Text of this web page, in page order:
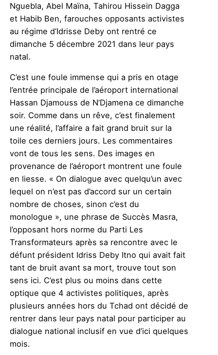
Nguebla, Abel Maïna, Tahirou Hissein Dagga
et Habib Ben, farouches opposants activistes
au régime d’Idrisse Deby ont rentré ce
dimanche 5 décembre 2021 dans leur pays
natal.
C’est une foule immense qui a pris en otage
l’entrée principale de l’aéroport international
Hassan Djamouss de N’Djamena ce dimanche
soir. Comme dans un rêve, c’est finalement
une réalité, l’affaire a fait grand bruit sur la
toile ces derniers jours. Les commentaires
vont de tous les sens. Des images en
provenance de l’aéroport montrent une foule
en liesse. « On dialogue avec quelqu’un avec
lequel on n’est pas d’accord sur un certain
nombre de choses, sinon c’est du
monologue », une phrase de Succès Masra,
l’opposant hors norme du Parti Les
Transformateurs après sa rencontre avec le
défunt président Idriss Deby Itno qui avait fait
tant de bruit avant sa mort, trouve tout son
sens ici. C’est plus ou moins dans cette
optique que 4 activistes politiques, après
plusieurs années hors du Tchad ont décidé de
rentrer dans leur pays natal pour participer au
dialogue national inclusif en vue d’ici quelques
mois.